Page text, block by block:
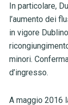
In particolare,
l’aumento dei
in vigore
minori.
d’ingresso.
A maggio 2016